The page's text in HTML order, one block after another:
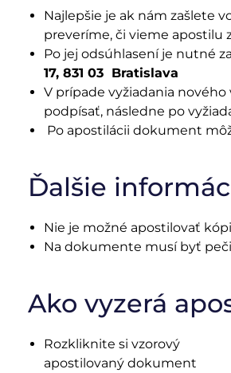
Najlepšie je ak nám zašlete
preveríme, či vieme apostilu
Po jej odsúhlasení je nutné
17, 831 03 Bratislava
V prípade vyžiadania
podpísať, následne po
Po apostilácii dokument
Ďalšie
Nie je možné apostilovať
Na dokumente musí byť
Ako vyzerá
Rozkliknite si vzorový
apostilovaný dokument